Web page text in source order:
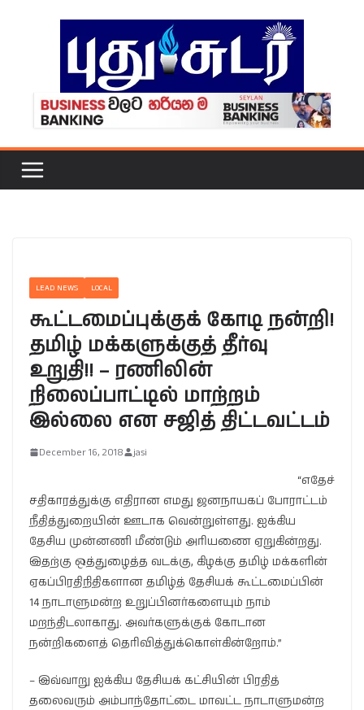
LEAD NEWS LOCAL
கூட்டமைப்புக்குக் கோடி நன்றி!
தமிழ் மக்களுக்குத் தீர்வு
உறுதி!! – ரணிலின்
நிலைப்பாட்டில் மாற்றம்
இல்லை என சஜித் திட்டவட்டம்
December 16, 2018 jasi
“எதேச்
சதிகாரத்துக்கு எதிரான எமது ஜனநாயகப் போராட்டம்
நீதித்துறையின் ஊடாக வென்றுள்ளது. ஐக்கிய
தேசிய முன்னணி மீண்டும் அரியணை ஏறுகின்றது.
இதற்கு ஒத்துழைத்த வடக்கு, கிழக்கு தமிழ் மக்களின்
ஏகப்பிரதிநிதிகளான தமிழ்த் தேசியக் கூட்டமைப்பின்
14 நாடாளுமன்ற உறுப்பினர்களையும் நாம்
மறந்திடலாகாது. அவர்களுக்குக் கோடான
நன்றிகளைத் தெரிவித்துக்கொள்கின்றோம்.”
– இவ்வாறு ஐக்கிய தேசியக் கட்சியின் பிரதித்
தலைவரும் அம்பாந்தோட்டை மாவட்ட நாடாளுமன்ற